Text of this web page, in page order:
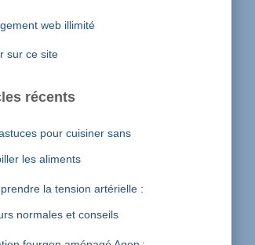
web illimité
sur ce site
récents
pour cuisiner sans
les aliments
la tension artérielle :
normales et conseils